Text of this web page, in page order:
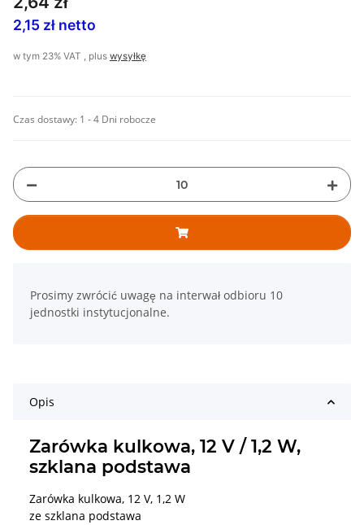
2,15 zł netto
w tym 23% VAT , plus wysyłkę
Czas dostawy: 1 - 4 Dni robocze
Prosimy zwrócić uwagę na interwał odbioru 10
jednostki instytucjonalne.
Opis
Zarówka kulkowa, 12 V / 1,2 W,
szklana podstawa
Zarówka kulkowa, 12 V, 1,2 W
ze szklana podstawa